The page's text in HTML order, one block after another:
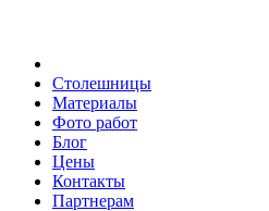
Столешницы
Материалы
Фото работ
Блог
Цены
Контакты
Партнерам